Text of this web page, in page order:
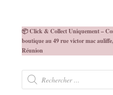
📦 Click & Collect Uniquement –
boutique au 49 rue victor mac
Réunion
Recherche
produits